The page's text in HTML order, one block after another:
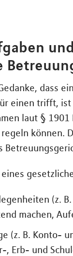
dass
einen trifft,
laut §
können.
(z.
machen,
(z. B. Konto-
, Erb- und